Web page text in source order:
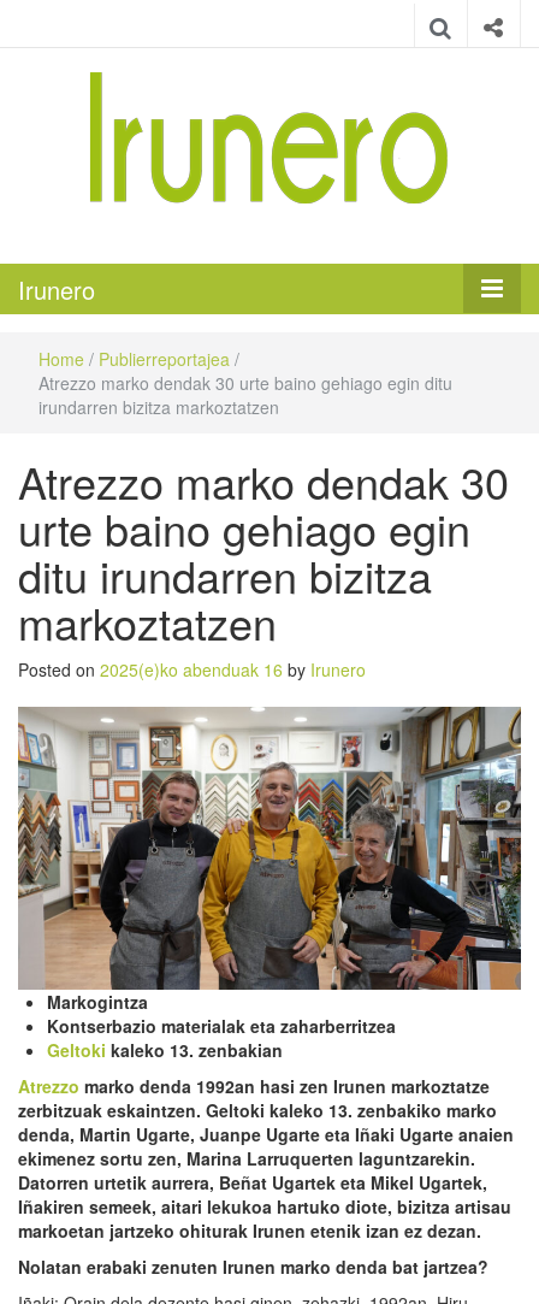
Irunero
Home / Publierreportajea /
Atrezzo marko dendak 30 urte baino gehiago egin ditu
irundarren bizitza markoztatzen
Atrezzo marko dendak 30
urte baino gehiago egin
ditu irundarren bizitza
markoztatzen
Posted on 2025(e)ko abenduak 16 by Irunero
Markogintza
Kontserbazio materialak eta zaharberritzea
Geltoki kaleko 13. zenbakian
Atrezzo marko denda 1992an hasi zen Irunen markoztatze
zerbitzuak eskaintzen. Geltoki kaleko 13. zenbakiko marko
denda, Martin Ugarte, Juanpe Ugarte eta Iñaki Ugarte anaien
ekimenez sortu zen, Marina Larruquerten laguntzarekin.
Datorren urtetik aurrera, Beñat Ugartek eta Mikel Ugartek,
Iñakiren semeek, aitari lekukoa hartuko diote, bizitza artisau
markoetan jartzeko ohiturak Irunen etenik izan ez dezan.
Nolatan erabaki zenuten Irunen marko denda bat jartzea?